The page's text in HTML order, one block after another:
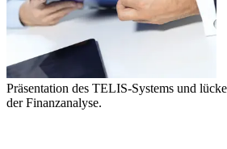
Präsentation des TELIS-Systems und
der Finanzanalyse.